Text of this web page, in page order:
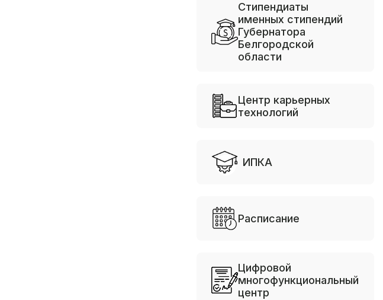
Стипендиаты
именных стипендий
Губернатора
Белгородской
области
Центр карьерных
технологий
ИПКА
Расписание
Цифровой
многофункциональный
центр